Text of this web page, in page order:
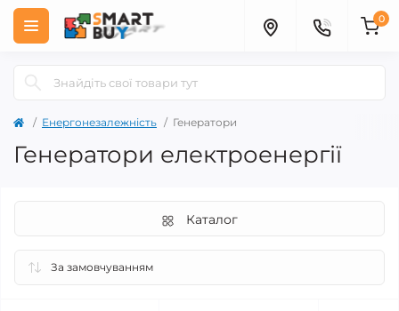
0
Енергонезалежність Генератори
Генератори електроенергії
Каталог